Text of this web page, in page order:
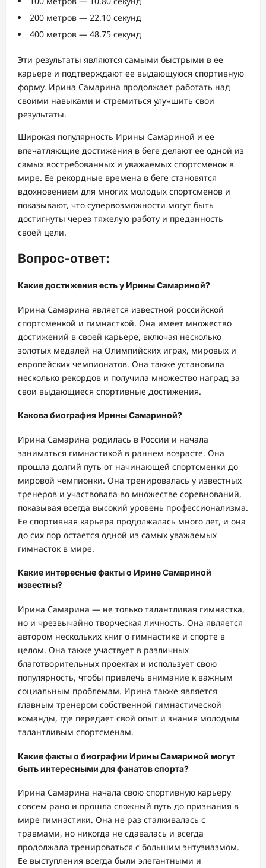
200 метров — 22.10 секунд
400 метров — 48.75 секунд
Эти результаты являются самыми быстрыми в ее
карьере и подтверждают ее выдающуюся спортивную
форму. Ирина Самарина продолжает работать над
своими навыками и стремиться улучшить свои
результаты.
Широкая популярность Ирины Самариной и ее
впечатляющие достижения в беге делают ее одной из
самых востребованных и уважаемых спортсменок в
мире. Ее рекордные времена в беге становятся
вдохновением для многих молодых спортсменов и
показывают, что супервозможности могут быть
достигнуты через тяжелую работу и преданность
своей цели.
Вопрос-ответ:
Какие достижения есть у Ирины Самариной?
Ирина Самарина является известной российской
спортсменкой и гимнасткой. Она имеет множество
достижений в своей карьере, включая несколько
золотых медалей на Олимпийских играх, мировых и
европейских чемпионатов. Она также установила
несколько рекордов и получила множество наград за
свои выдающиеся спортивные достижения.
Какова биография Ирины Самариной?
Ирина Самарина родилась в России и начала
заниматься гимнастикой в раннем возрасте. Она
прошла долгий путь от начинающей спортсменки до
мировой чемпионки. Она тренировалась у известных
тренеров и участвовала во множестве соревнований,
показывая всегда высокий уровень профессионализма.
Ее спортивная карьера продолжалась много лет, и она
до сих пор остается одной из самых уважаемых
гимнасток в мире.
Какие интересные факты о Ирине Самариной
известны?
Ирина Самарина — не только талантливая гимнастка,
но и чрезвычайно творческая личность. Она является
автором нескольких книг о гимнастике и спорте в
целом. Она также участвует в различных
благотворительных проектах и использует свою
популярность, чтобы привлечь внимание к важным
социальным проблемам. Ирина также является
главным тренером собственной гимнастической
команды, где передает свой опыт и знания молодым
талантливым спортсменам.
Какие факты о биографии Ирины Самариной могут
быть интересными для фанатов спорта?
Ирина Самарина начала свою спортивную карьеру
совсем рано и прошла сложный путь до признания в
мире гимнастики. Она не раз сталкивалась с
травмами, но никогда не сдавалась и всегда
продолжала тренироваться с большим энтузиазмом.
Ее выступления всегда были элегантными и